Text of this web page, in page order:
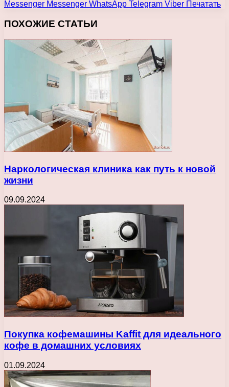
Messenger Messenger WhatsApp Telegram Viber Печатать
ПОХОЖИЕ СТАТЬИ
Наркологическая клиника как путь к новой
жизни
09.09.2024
Покупка кофемашины Kaffit для идеального
кофе в домашних условиях
01.09.2024